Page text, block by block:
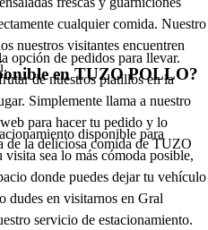
cualquier comida. Nuestro
nuestros visitantes encuentren
opción de pedidos para llevar.
de nuestros platillos en la
Simplemente llama a nuestro
para hacer tu pedido y lo
de la deliciosa comida de TUZO
en TUZO POLLO?
disponible para
sea lo más cómoda posible,
donde puedes dejar tu vehículo
dudes en visitarnos en Gral
servicio de estacionamiento.